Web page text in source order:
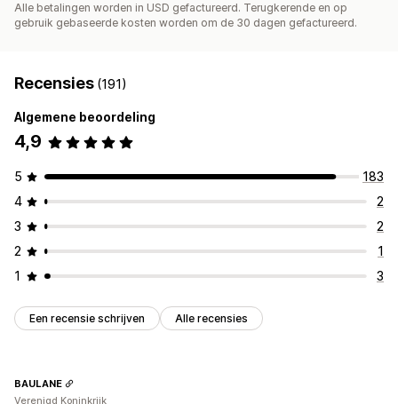
Alle betalingen worden in USD gefactureerd. Terugkerende en op
gebruik gebaseerde kosten worden om de 30 dagen gefactureerd.
Recensies (191)
Algemene beoordeling
4,9
5
183
4
2
3
2
2
1
1
3
Een recensie schrijven Alle recensies
BAULANE
Verenigd Koninkrijk